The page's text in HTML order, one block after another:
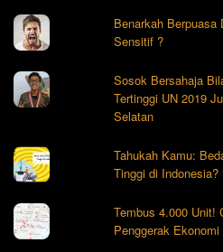
Benarkah Berpuasa
Sensitif ?
Sosok Bersahaja
Tertinggi UN 2019
Selatan
Tahukah Kamu:
Tinggi di Indonesia?
Tembus 4.000 Unit!
Penggerak